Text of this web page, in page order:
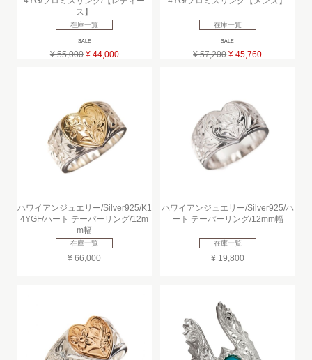
ス】
在庫一覧
SALE
¥ 55,000 ¥ 44,000
在庫一覧
SALE
¥ 57,200 ¥ 45,760
ハワイアンジュエリー/Silver925/K1
4YGF/ハート テーパーリング/12m
m幅
在庫一覧
¥ 66,000
ハワイアンジュエリー/Silver925/ハ
ート テーパーリング/12mm幅
在庫一覧
¥ 19,800